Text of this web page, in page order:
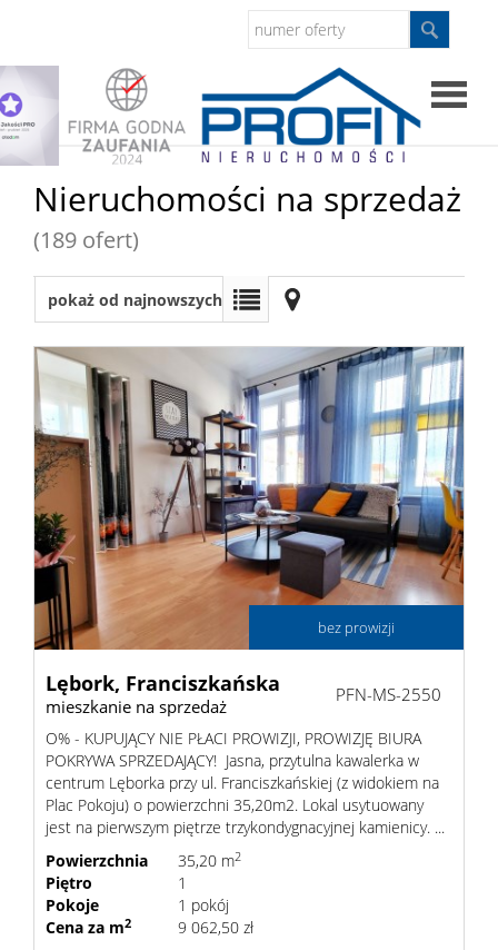
Domy
Dzialki
Lokale
Nieruchomości na sprzedaż
(189 ofert)
pokaż od najnowszych
bez prowizji
Lębork, Franciszkańska
mieszkanie na sprzedaż
PFN-MS-2550
O% - KUPUJĄCY NIE PŁACI PROWIZJI, PROWIZJĘ BIURA
POKRYWA SPRZEDAJĄCY! Jasna, przytulna kawalerka w
centrum Lęborka przy ul. Franciszkańskiej (z widokiem na
Plac Pokoju) o powierzchni 35,20m2. Lokal usytuowany
jest na pierwszym piętrze trzykondygnacyjnej kamienicy. ...
Powierzchnia
35,20 m2
Piętro
1
Pokoje
1 pokój
Cena za m2 9 062,50 zł